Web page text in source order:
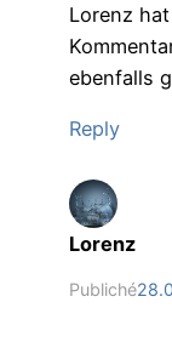
Lorenz
ebenfalls
Reply
Lorenz
Publiché